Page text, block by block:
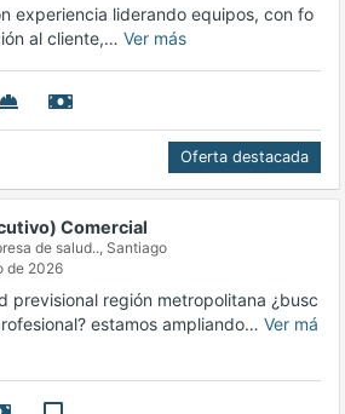
experiencia liderando equipos, con fo
al cliente,… Ver más
Oferta destacada
Comercial
de salud.., Santiago
de 2026
previsional región metropolitana ¿busc
estamos ampliando… Ver má